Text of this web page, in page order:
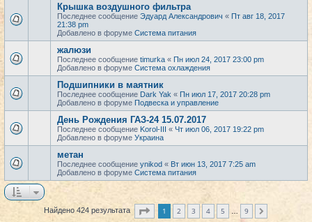
Крышка воздушного фильтра
Последнее сообщение Эдуард Александрович « Пт авг 18, 2017
21:38 pm
Добавлено в форуме Система питания
жалюзи
Последнее сообщение timurka « Пн июл 24, 2017 23:00 pm
Добавлено в форуме Система охлаждения
Подшипники в маятник
Последнее сообщение Dark Yak « Пн июл 17, 2017 20:28 pm
Добавлено в форуме Подвеска и управление
День Рождения ГАЗ-24 15.07.2017
Последнее сообщение Korol-III « Чт июл 06, 2017 19:22 pm
Добавлено в форуме Украина
метан
Последнее сообщение ynikod « Вт июн 13, 2017 7:25 am
Добавлено в форуме Система питания
Найдено 424 результата Страница из
1 2 3 4 5 9